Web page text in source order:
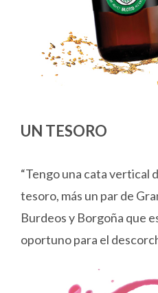
UN TESORO
“Tengo una cata vertical
tesoro, más un par de
Burdeos y Borgoña que
oportuno para el